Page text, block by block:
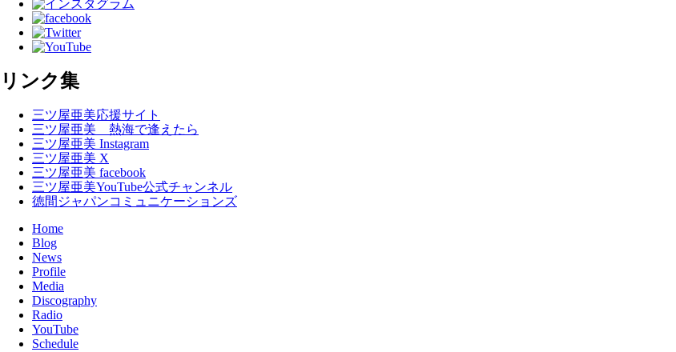
リンク集
三ツ屋亜美応援サイト
三ツ屋亜美 熱海で逢えたら
三ツ屋亜美 Instagram
三ツ屋亜美 X
三ツ屋亜美 facebook
三ツ屋亜美YouTube公式チャンネル
徳間ジャパンコミュニケーションズ
Home
Blog
News
Profile
Media
Discography
Radio
YouTube
Schedule